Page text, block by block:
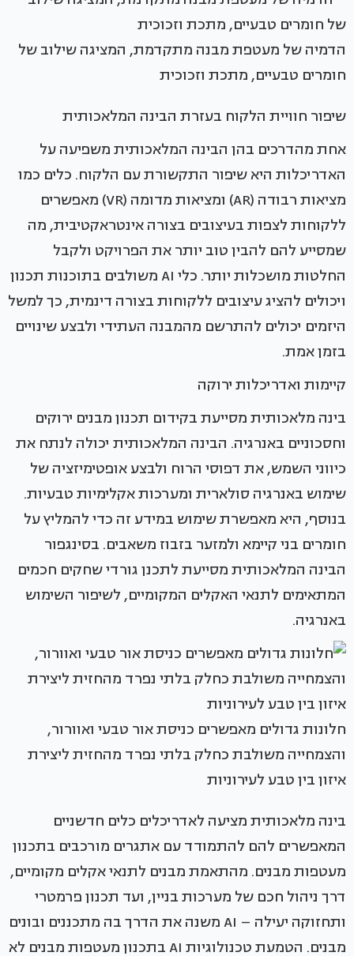
הדמיה של מעטפת מבנה מתקדמת, המציגה שילוב של
חומרים טבעיים, מתכת וזכוכית
שיפור חוויית הלקוח בעזרת הבינה המלאכותית
אחת מהדרכים בהן הבינה המלאכותית משפיעה על
האדריכלות היא שיפור התקשורת עם הלקוח. כלים כמו
מציאות רבודה (AR) ומציאות מדומה (VR) מאפשרים
ללקוחות לצפות בעיצובים בצורה אינטראקטיבית, מה
שמסייע להם להבין טוב יותר את הפרויקט ולקבל
החלטות מושכלות יותר. כלי AI משולבים בתוכנות תכנון
ויכולים להציג עיצובים ללקוחות בצורה דינמית, כך למשל
היזמים יכולים להתרשם מהמבנה העתידי ולבצע שינויים
בזמן אמת.
קיימות ואדריכלות ירוקה
בינה מלאכותית מסייעת בקידום תכנון מבנים ירוקים
וחסכוניים באנרגיה. הבינה המלאכותית יכולה לנתח את
כיווני השמש, את דפוסי הרוח ולבצע אופטימיזציה של
שימוש באנרגיה סולארית ומערכות אקלימיות טבעיות.
בנוסף, היא מאפשרת שימוש במידע זה כדי להמליץ על
חומרים בני קיימא ולמזער בזבוז משאבים. בסינגפור
הבינה המלאכותית מסייעת לתכנן גורדי שחקים חכמים
המתאימים לתנאי האקלים המקומיים, לשיפור השימוש
באנרגיה.
חלונות גדולים מאפשרים כניסת אור טבעי ואוורור,
והצמחייה משולבת כחלק בלתי נפרד מהחזית ליצירת
איזון בין טבע לעירוניות
בינה מלאכותית מציעה לאדריכלים כלים חדשניים
המאפשרים להם להתמודד עם אתגרים מורכבים בתכנון
מעטפות מבנים. מהתאמת מבנים לתנאי אקלים מקומיים,
דרך ניהול חכם של מערכות בניין, ועד תכנון פרמטרי
ותחזוקה יעילה – AI משנה את הדרך בה מתכננים ובונים
מבנים. הטמעת טכנולוגיות AI בתכנון מעטפות מבנים לא